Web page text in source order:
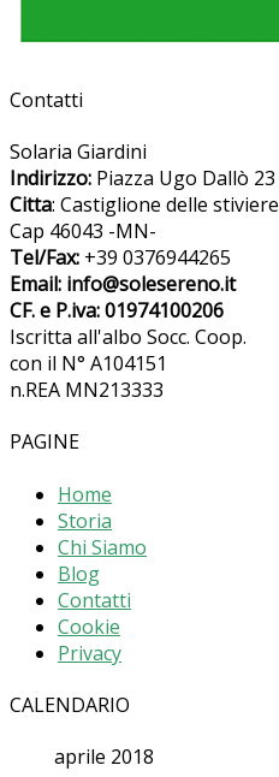
Contatti
Solaria Giardini
Indirizzo: Piazza Ugo Dallò 23
Citta: Castiglione delle stiviere
Cap 46043 -MN-
Tel/Fax: +39 0376944265
Email: info@solesereno.it
CF. e P.iva: 01974100206
Iscritta all'albo Socc. Coop.
con il N° A104151
n.REA MN213333
PAGINE
Home
Storia
Chi Siamo
Blog
Contatti
Cookie
Privacy
CALENDARIO
aprile 2018